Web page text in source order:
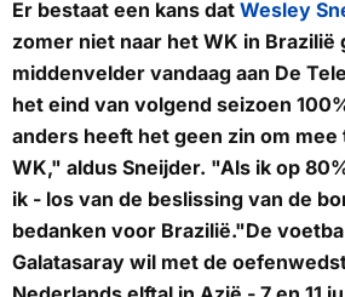
Er bestaat een kans dat Wesley
zomer niet naar het WK in Brazilië
middenvelder vandaag aan De
het eind van volgend seizoen
anders heeft het geen zin om mee
WK," aldus Sneijder. "Als ik op
ik - los van de beslissing van de
bedanken voor Brazilië."De
Galatasaray wil met de